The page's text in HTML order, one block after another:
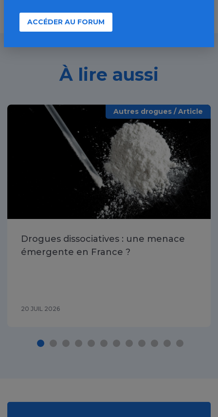
À lire aussi
Autres drogues / Article
Drogues dissociatives : une menace
émergente en France ?
20 JUIL 2026
ACCÉDER AU FORUM